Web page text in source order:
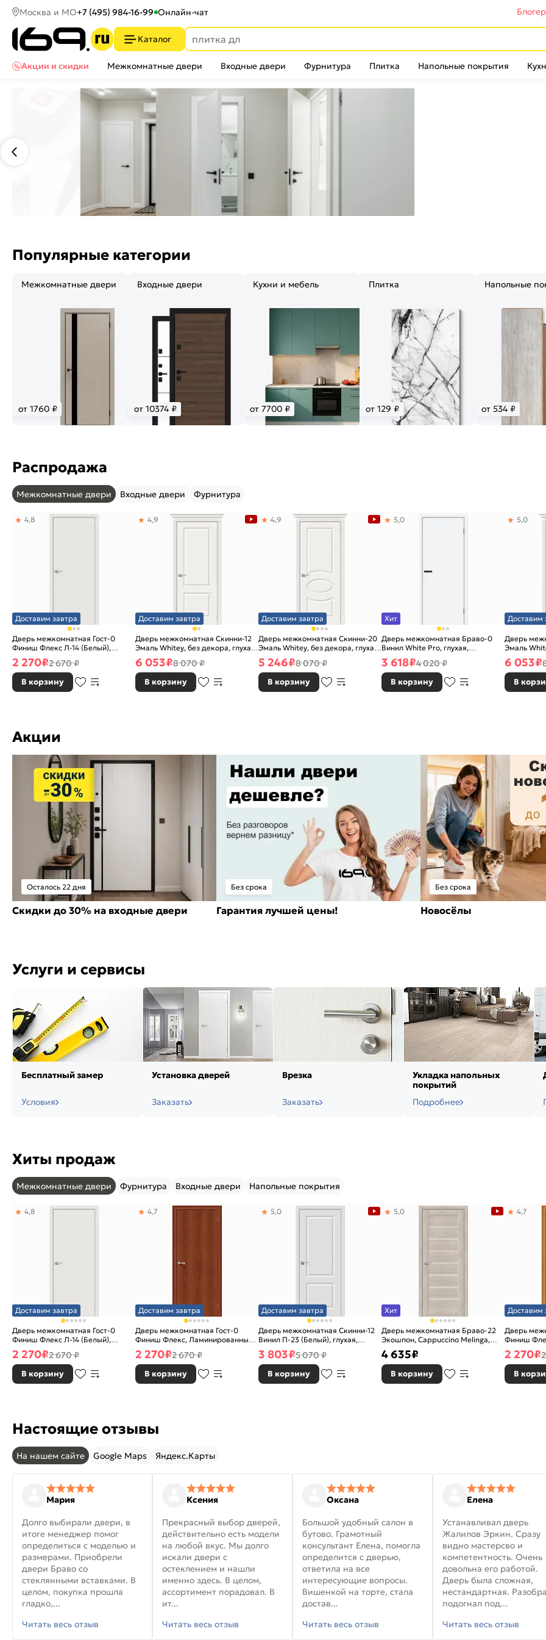
Москва и МО+7 (495) 984-16-99 Онлайн-чат
Каталог
Акции и скидки
Межкомнатные двери Входные двери Фурнитура Плитка Напольные покрытия
Популярные категории
Межкомнатные двери
от 1760 ₽
Входные двери
от 10374 ₽
Кухни и мебель
от 7700 ₽
Плитка
от 129 ₽
Напольные
от 534 ₽
Распродажа
Межкомнатные двери Входные двери Фурнитура
Доставим завтра
Дверь межкомнатная Гост-0
Финиш Флекс Л-14 (Белый),
глухая, каркасно-щитовая
4,8
2 270₽2 670 ₽
В корзину
Доставим завтра
Дверь межкомнатная Скинни-12
Эмаль Whitey, без декора, глухая,
без стекла, без кромки, скиновая
4,9
6 053₽8 070 ₽
В корзину
Доставим завтра
Дверь межкомнатная Скинни-20
Эмаль Whitey, без декора, глухая,
без стекла, без кромки, скиновая
4,9
5 246₽8 070 ₽
В корзину
Хит
Дверь межкомнатная Браво-0
Винил White Pro, глухая,
каркасно-щитовая
5,0
3 618₽4 020 ₽
В корзину
Доставим
Дверь
Эмаль
без
5,0
6 053₽
В
Акции
Осталось 22 дня
Скидки до 30% на входные двери
Без срока
Гарантия лучшей цены!
Без срока
Новосёлы
Услуги и сервисы
Бесплатный замер
Условия
Установка дверей
Заказать
Врезка
Заказать
Укладка напольных
покрытий
Подробнее
Хиты продаж
Межкомнатные двери Фурнитура Входные двери Напольные покрытия
Доставим завтра
Дверь межкомнатная Гост-0
Финиш Флекс Л-14 (Белый),
глухая, каркасно-щитовая
4,8
2 270₽2 670 ₽
В корзину
Доставим завтра
Дверь межкомнатная Гост-0
Финиш Флекс, Ламинированные
Л-11 (ИталОрех), глухая,
каркасно-щитовая
4,7
2 270₽2 670 ₽
В корзину
Доставим завтра
Дверь межкомнатная Скинни-12
Винил П-23 (Белый), глухая,
скиновая
5,0
3 803₽5 070 ₽
В корзину
Хит
Дверь межкомнатная Браво-22
Экошпон, Cappuccino Melinga,
остекленная, magic fog, царговая
5,0
4 635₽
В корзину
Доставим
Дверь
Финиш
Л-12
каркасно-
4,7
2 270₽
В
Настоящие отзывы
На нашем сайте Google Maps Яндекс.Карты
Мария
Долго выбирали двери, в
итоге менеджер помог
определиться с моделью и
размерами. Приобрели
двери Браво со
стеклянными вставками. В
целом, покупка прошла
гладко,...
Читать весь отзыв
Ксения
Прекрасный выбор дверей,
действительно есть модели
на любой вкус. Мы долго
искали двери с
остеклением и нашли
именно здесь. В целом,
ассортимент порадовал. В
ит...
Читать весь отзыв
Оксана
Большой удобный салон в
бутово. Грамотный
консультант Елена, помогла
определится с дверью,
ответила на все
интересующие вопросы.
Вишенкой на торте, стала
достав...
Читать весь отзыв
Елена
Устанавливал дверь
Жалилов Эркин. Сразу
видно мастерсво и
компетентность. Очень
довольна его работой.
Дверь была сложная,
нестандартная.
подогнал под...
Читать весь отзыв